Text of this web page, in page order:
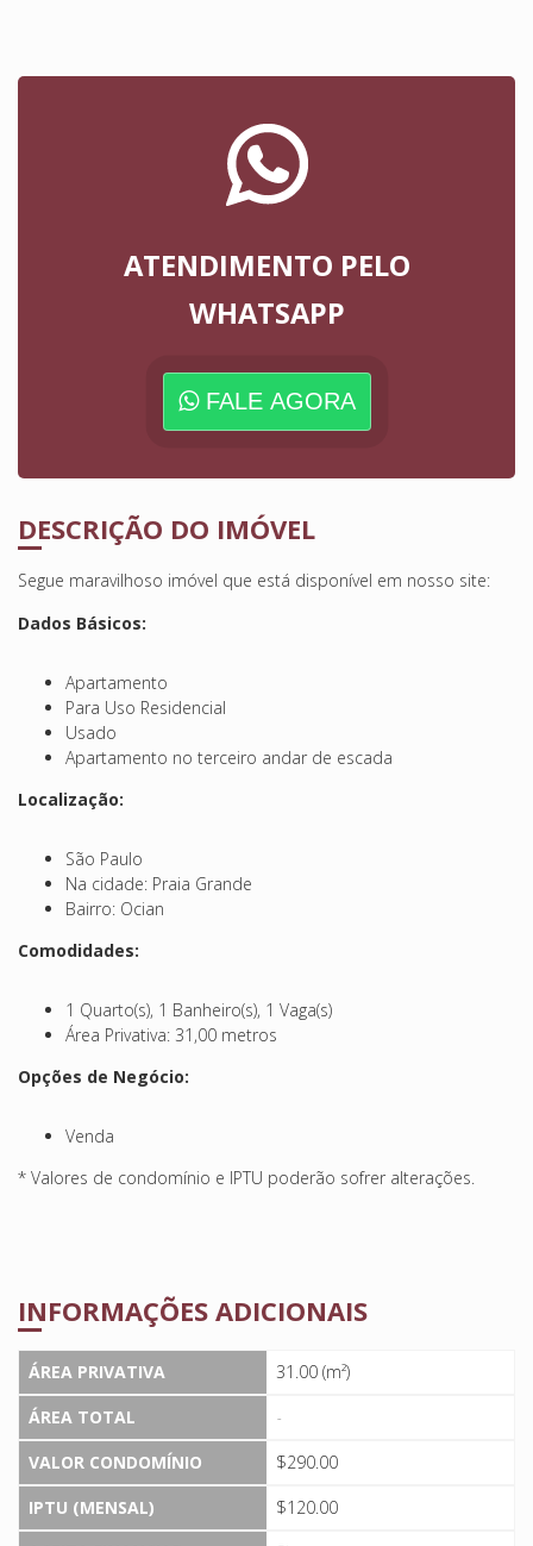
ATENDIMENTO PELO
WHATSAPP
FALE AGORA
DESCRIÇÃO DO IMÓVEL
Segue maravilhoso imóvel que está disponível em nosso site:
Dados Básicos:
Apartamento
Para Uso Residencial
Usado
Apartamento no terceiro andar de escada
Localização:
São Paulo
Na cidade: Praia Grande
Bairro: Ocian
Comodidades:
1 Quarto(s), 1 Banheiro(s), 1 Vaga(s)
Área Privativa: 31,00 metros
Opções de Negócio:
Venda
* Valores de condomínio e IPTU poderão sofrer alterações.
INFORMAÇÕES ADICIONAIS
ÁREA PRIVATIVA
31.00 (m²)
ÁREA TOTAL
-
VALOR CONDOMÍNIO
$290.00
IPTU (MENSAL)
$120.00